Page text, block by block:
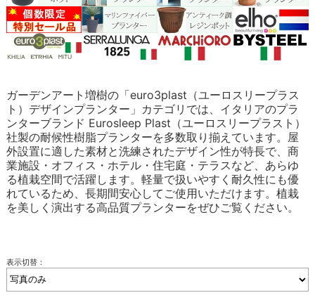
ガーデンアート増樹の「euro3plast（ユーロスリープラス
ト）デザインプランター」カテゴリでは、イタリアのプラ
ンターブランド Eurosleep Plast（ユーロスリープラスト）
社製の耐候性樹脂プランターを多数取り揃えています。屋
外設置に適した素材と洗練されたデザイン性が特長で、商
業施設・オフィス・ホテル・住宅庭・テラスなど、あらゆ
る植栽空間で活躍します。軽量で扱いやすく耐久性にも優
れているため、長期間安心してご使用いただけます。植栽
を美しく演出する高品質プランターをぜひご覧ください。
表示切替：